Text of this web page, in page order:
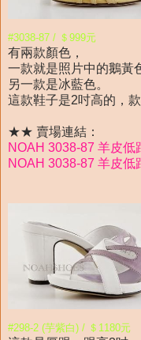
#3038-87 / ＄999元
有兩款顏色，
一款就是照片中的鵝黃
另一款是冰藍色。
這款鞋子是2吋高的，
★★ 賣場連結：
NOAH 3038-87 羊皮低
NOAH 3038-87 羊皮低
#298-2 (芋紫白) / ＄1180元